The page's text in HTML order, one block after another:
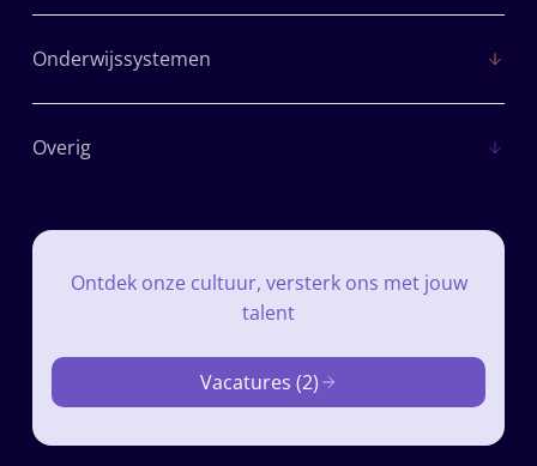
Onderwijssystemen
Overig
Ontdek onze cultuur, versterk ons met jouw
talent
Vacatures (2)